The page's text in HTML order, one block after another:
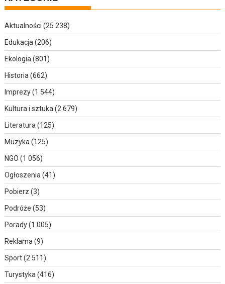
Aktualności (25 238)
Edukacja(206)
Ekologia(801)
Historia(662)
Imprezy(1 544)
Kultura i sztuka(2 679)
Literatura(125)
Muzyka(125)
NGO (1 056)
Ogłoszenia(41)
Pobierz (3)
Podróże (53)
Porady(1 005)
Reklama(9)
Sport(2 511)
Turystyka(416)